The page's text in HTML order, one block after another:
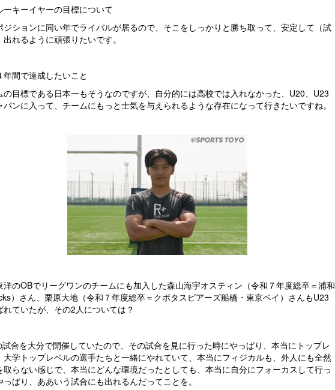
ーキーイヤーの目標について
ジションに同い年でライバルが居るので、そこをしっかりと勝ち取って、安定して（試
出れるように頑張りたいです。
年間で達成したいこと
の目標である日本一もそうなのですが、自分的には高校では入れなかった、U20、U23
パンに入って、チームにもっと士気を与えられるような存在になって行きたいですね。
洋のOBでリーグワンのチームにも加入した森山海宇オスティン（令和７年度総卒＝浦和
）さん、栗原大地（令和７年度総卒＝クボタスピアーズ船橋・東京ベイ）さんもU23
れていたが、その2人については？
試合を大分で開催していたので、その試合を見に行った時にやっぱり、本当にトップレ
大学トップレベルの選手たちと一緒にやれていて、本当にフィジカルも、外人にも全然
取らない感じで、本当にどんな環境だったとしても、本当に自分にフォーカスして行っ
っぱり、ああいう試合にも出れるんだってことを。